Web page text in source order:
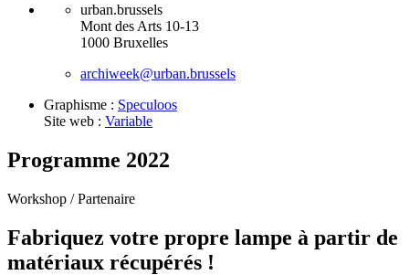
urban.brussels
Mont des Arts 10-13
1000 Bruxelles
archiweek@urban.brussels
Graphisme : Speculoos
Site web : Variable
Programme 2022
Workshop /Partenaire
Fabriquez votre propre lampe à partir de
matériaux récupérés !